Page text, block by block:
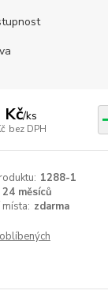
Kč/ks
bez DPH
1288-1
24 měsíců
zdarma